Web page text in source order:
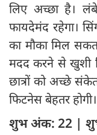
लिए अच्छा है।
फायदेमंद रहेगा।
का मौका मिल
मदद करने से खुशी
छात्रों को अच्छे
फिटनेस बेहतर होगी।
शुभ अंक: 22 |